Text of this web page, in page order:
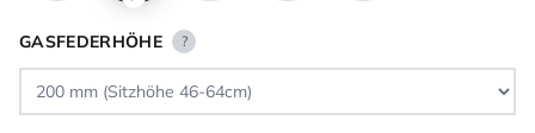
GASFEDERHÖHE ?